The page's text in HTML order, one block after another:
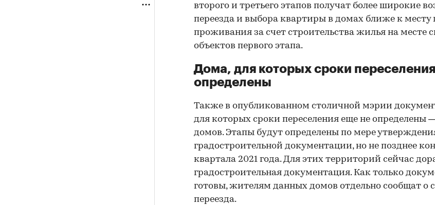
второго и третьего этапов получат более широкие
переезда и выбора квартиры в домах ближе к месту
проживания за счет строительства жилья на месте
объектов первого этапа.
Дома, для которых сроки
определены
Также в опубликованном столичной мэрии
для которых сроки переселения еще не определены
домов. Этапы будут определены по мере
градостроительной документации, но не позднее
квартала 2021 года. Для этих территорий сейчас
градостроительная документация. Как только
готовы, жителям данных домов отдельно сообщат о
переезда.